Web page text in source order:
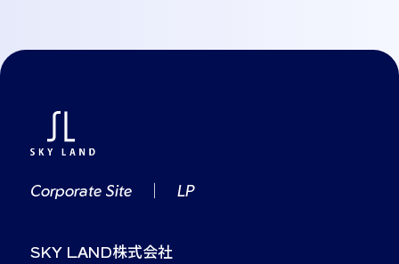
Corporate Site ｜LP
SKY LAND株式会社